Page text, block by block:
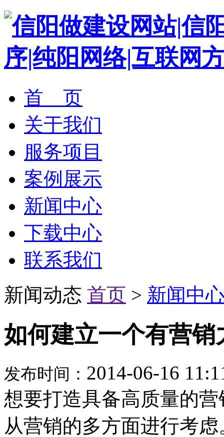
首 页
关于我们
服务项目
案例展示
新闻中心
下载中心
联系我们
新闻动态 首页 > 新闻中
如何建立一个有营销
发布时间： 2014-06-16
想要打造具备高质量的
从营销的多方面进行考